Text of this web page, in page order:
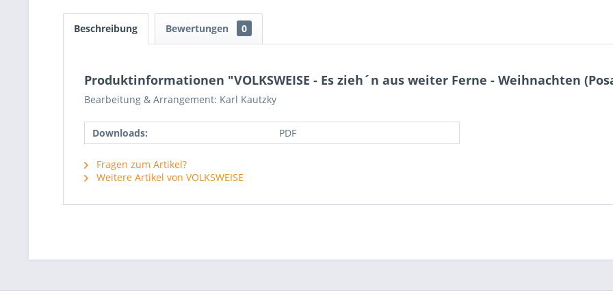
Beschreibung Bewertungen 0
Produktinformationen "VOLKSWEISE - Es zieh´n aus weiter Ferne - Weihnachten
Bearbeitung & Arrangement: Karl Kautzky
Downloads: PDF
Fragen zum Artikel?
Weitere Artikel von VOLKSWEISE